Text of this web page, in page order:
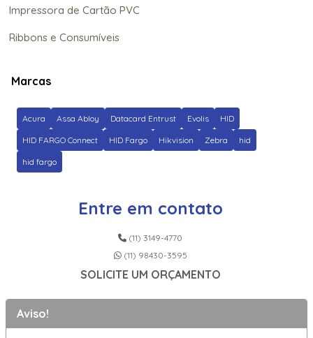
Impressora de Cartão PVC
Ribbons e Consumíveis
Marcas
Acura Assa Abloy Datacard Entrust Evolis HID
HID FARGO Connect HID Fargo Hikvision Zebra hid
hid fargo
Entre em contato
(11) 3149-4770
(11) 98430-3595
SOLICITE UM ORÇAMENTO
Aviso!